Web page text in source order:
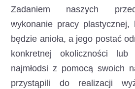
Zadaniem naszych
wykonanie pracy plastycznej,
będzie anioła, a jego postać
konkretnej okoliczności lub
najmłodsi z pomocą swoich
przystąpili do realizacji